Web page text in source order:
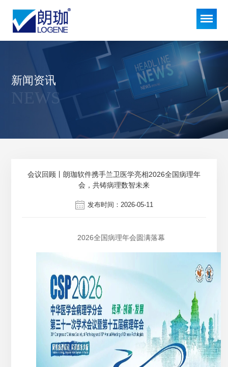
新闻资讯
NEWS
会议回顾丨朗珈软件携手兰卫医学亮相2026全国病理年
会，共铸病理数智未来
发布时间：2026-05-11
2026全国病理年会圆满落幕